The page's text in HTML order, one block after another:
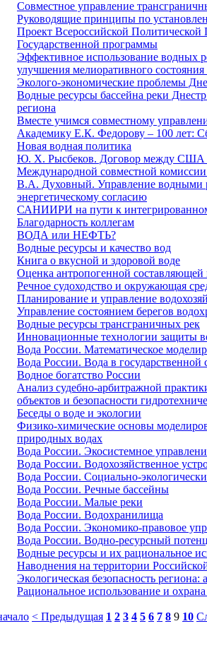
Совместное управление
Руководящие принципы по
Проект Всероссийской
Государственной программы
Эффективное использование водных
улучшения мелиоративного состояния
Эколого-экономические проблемы
Водные ресурсы бассейна реки
региона
Вместе учимся совместному
Академику Е.К. Федорову – 100 лет:
Новая водная политика
Ю. Х. Рысбеков. Договор между США
Международной совместной
В.А. Духовный. Управление водными
энергетическому согласию
САНИИРИ на пути к
Благодарность коллегам
ВОДА или НЕФТЬ?
Водные ресурсы и качество вод
Книга о вкусной и здоровой воде
Оценка антропогенной
Речное судоходство и окружающая
Планирование и управление
Управление состоянием берегов
Водные ресурсы трансграничных рек
Инновационные технологии защиты
Вода России. Математическое
Вода России. Вода в государственной
Водное богатство России
Анализ судебно-арбитражной
объектов и безопасности
Беседы о воде и экологии
Физико-химические основы
природных водах
Вода России. Экосистемное
Вода России. Водохозяйственное
Вода России. Социально-
Вода России. Речные бассейны
Вода России. Малые реки
Вода России. Водохранилища
Вода России. Экономико-правовое
Вода России. Водно-ресурсный
Водные ресурсы и их рациональное
Наводнения на территории
Экологическая безопасность региона:
Рациональное использование и
< Предыдущая 1 2 3 4 5 6 7 8 9 10